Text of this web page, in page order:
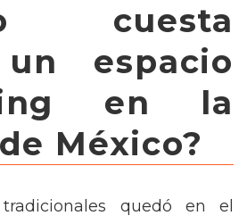
cuesta
espacio
en la
México?
quedó en el